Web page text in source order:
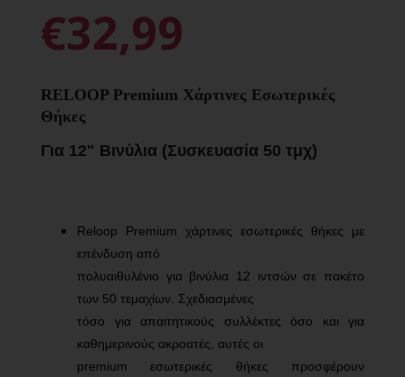
€32,99
RELOOP Premium Χάρτινες Εσωτερικές
Θήκες
Για 12" Βινύλια (Συσκευασία 50 τμχ)
Reloop Premium χάρτινες εσωτερικές θήκες με
επένδυση από
πολυαιθυλένιο για βινύλια 12 ιντσών σε πακέτο
των 50 τεμαχίων. Σχεδιασμένες
τόσο για απαιτητικούς συλλέκτες όσο και για
καθημερινούς ακροατές, αυτές οι
premium εσωτερικές θήκες προσφέρουν